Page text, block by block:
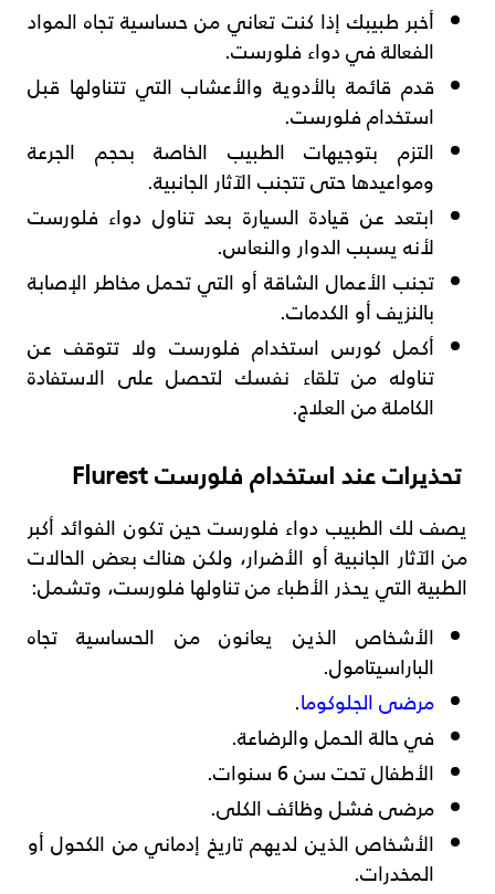
أخبر طبيبك إذا كنت تعاني من حساسية تجاه المواد
الفعالة في دواء فلورست.
قدم قائمة بالأدوية والأعشاب التي تتناولها قبل
استخدام فلورست.
التزم بتوجيهات الطبيب الخاصة بحجم الجرعة
ومواعيدها حتى تتجنب الآثار الجانبية.
ابتعد عن قيادة السيارة بعد تناول دواء فلورست
لأنه يسبب الدوار والنعاس.
تجنب الأعمال الشاقة أو التي تحمل مخاطر الإصابة
بالنزيف أو الكدمات.
أكمل كورس استخدام فلورست ولا تتوقف عن
تناوله من تلقاء نفسك لتحصل على الاستفادة
الكاملة من العلاج.
تحذيرات عند استخدام فلورست Flurest
يصف لك الطبيب دواء فلورست حين تكون الفوائد أكبر
من الآثار الجانبية أو الأضرار، ولكن هناك بعض الحالات
الطبية التي يحذر الأطباء من تناولها فلورست، وتشمل:
الأشخاص الذين يعانون من الحساسية تجاه
الباراسيتامول.
مرضى الجلوكوما.
في حالة الحمل والرضاعة.
الأطفال تحت سن 6 سنوات.
مرضى فشل وظائف الكلى.
الأشخاص الذين لديهم تاريخ إدماني من الكحول أو
المخدرات.